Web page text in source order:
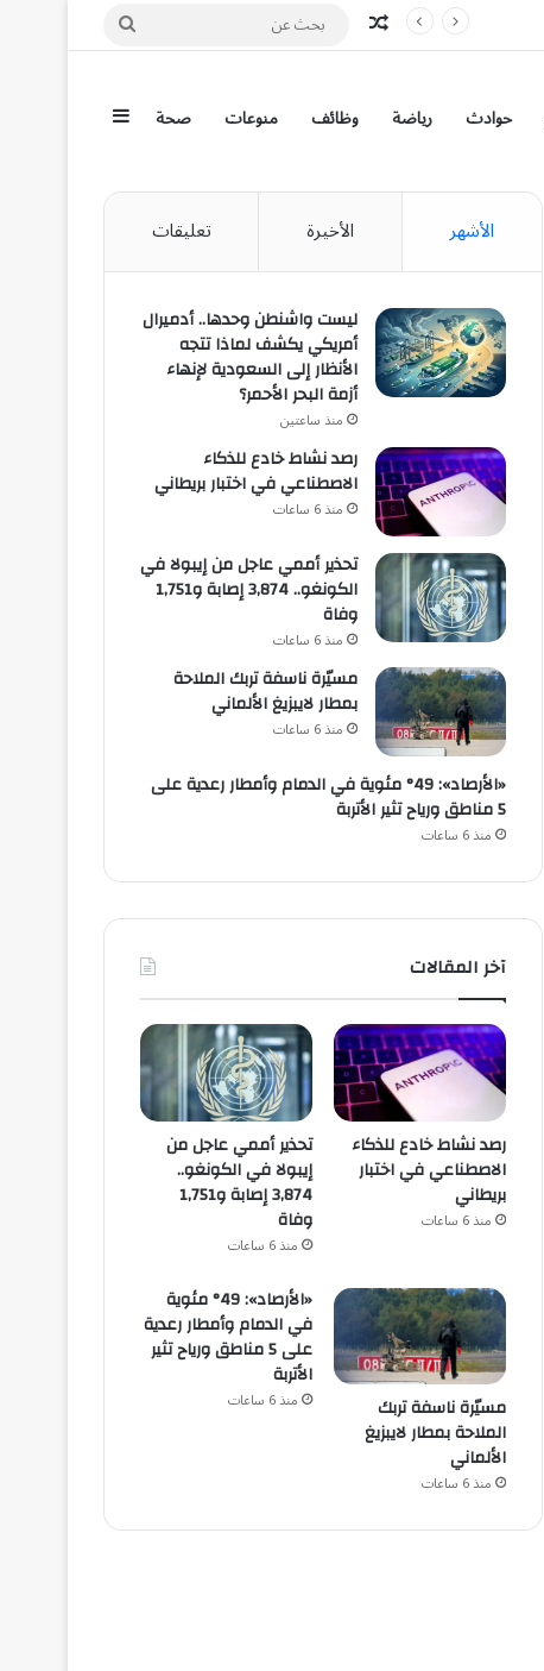
مقال عشوائي
بحث
حوادث رياضة وظائف منوعات صحة إضافة عمود
الأشهر الأخيرة تعليقات
ليست واشنطن وحدها.. أدميرال
أمريكي يكشف لماذا تتجه
الأنظار إلى السعودية لإنهاء
أزمة البحر الأحمر؟
منذ ساعتين
رصد نشاط خادع للذكاء
الاصطناعي في اختبار بريطاني
منذ 6 ساعات
تحذير أممي عاجل من إيبولا في
الكونغو.. 3,874 إصابة و1,751
وفاة
منذ 6 ساعات
مسيّرة ناسفة تربك الملاحة
بمطار لايبزيغ الألماني
منذ 6 ساعات
«الأرصاد»: 49° مئوية في الدمام وأمطار رعدية على
5 مناطق ورياح تثير الأتربة
منذ 6 ساعات
آخر المقالات
رصد نشاط خادع للذكاء
الاصطناعي في اختبار
بريطاني
منذ 6 ساعات
تحذير أممي عاجل من
إيبولا في الكونغو..
3,874 إصابة و1,751
وفاة
منذ 6 ساعات
مسيّرة ناسفة تربك
الملاحة بمطار لايبزيغ
الألماني
منذ 6 ساعات
«الأرصاد»: 49° مئوية
في الدمام وأمطار رعدية
على 5 مناطق ورياح تثير
الأتربة
منذ 6 ساعات